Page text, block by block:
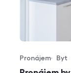
Typ nabídky
Pronájem
Typ nemovitosti
Byt